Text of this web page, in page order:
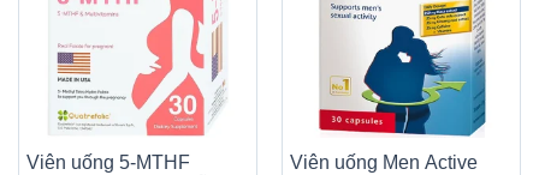
Viên uống 5-MTHF
Viên uống Men Active